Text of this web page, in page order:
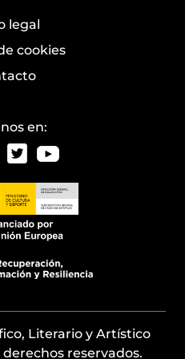
legal
cookies
en:
Literario y Artístico
reservados.